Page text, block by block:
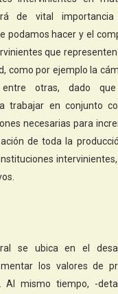
de vital
podamos hacer y el
que
como por ejemplo la
entre otras, dado
trabajar en conjunto
necesarias para
de toda la
se ubica en el
los valores de
Al mismo tiempo, -